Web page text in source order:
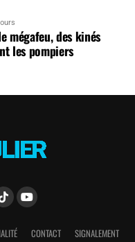
mégafeu, des kinés
les pompiers
CONTACT SIGNALEMENT